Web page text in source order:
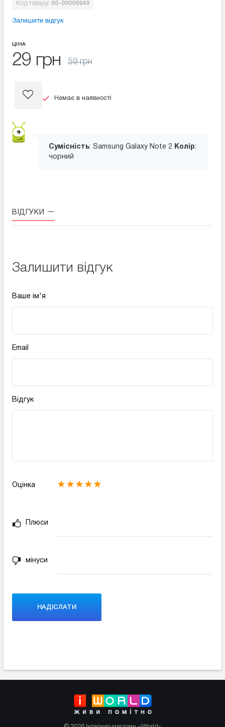
Код товару: 00-00006949
Залишити відгук
ЦІНА
29 грн 59 грн
Немає в наявності
Сумісність: Samsung Galaxy Note 2 Колір:
чорний
ВІДГУКИ
Залишити відгук
Ваше ім'я
Email
Відгук
Оцінка
Плюси
мінуси